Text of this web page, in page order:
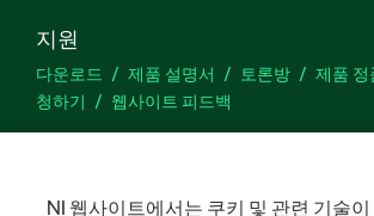
지원
다운로드 제품 설명서 토론방 제품 정
청하기
웹사이트 피드백
NI 웹사이트에서는 쿠키 및 관련 기술